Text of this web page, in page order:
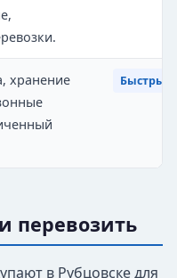
хранение
Быстрый
перевозить
в Рубцовске для